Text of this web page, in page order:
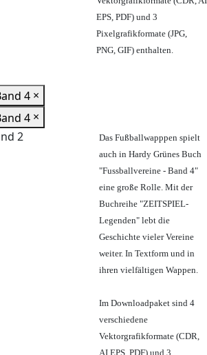
EPS, PDF) und 3
Pixelgrafikformate (JPG,
PNG, GIF) enthalten.
×
×
Das Fußballwapppen spielt
auch in Hardy Grünes Buch
"Fussballvereine - Band 4"
eine große Rolle. Mit der
Buchreihe "ZEITSPIEL-
Legenden" lebt die
Geschichte vieler Vereine
weiter. In Textform und in
ihren vielfältigen Wappen.
Im Downloadpaket sind 4
verschiedene
Vektorgrafikformate (CDR,
AI EPS, PDF) und 3